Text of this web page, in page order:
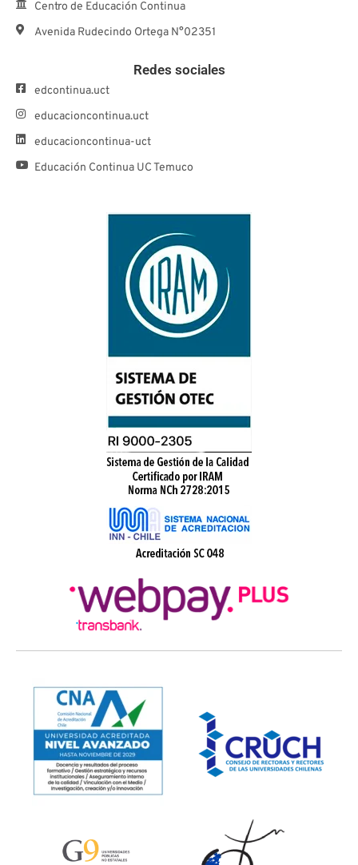
Centro de Educación Continua
Avenida Rudecindo Ortega N°02351
Redes sociales
edcontinua.uct
educacioncontinua.uct
educacioncontinua-uct
Educación Continua UC Temuco